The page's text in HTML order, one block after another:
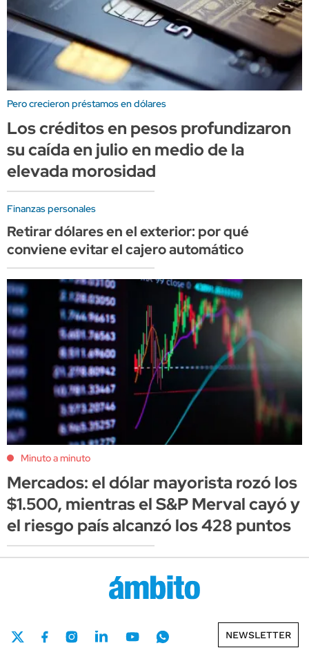
Pero crecieron préstamos en dólares
Los créditos en pesos profundizaron
su caída en julio en medio de la
elevada morosidad
Finanzas personales
Retirar dólares en el exterior: por qué
conviene evitar el cajero automático
Minuto a minuto
Mercados: el dólar mayorista rozó los
$1.500, mientras el S&P Merval cayó y
el riesgo país alcanzó los 428 puntos
NEWSLETTER